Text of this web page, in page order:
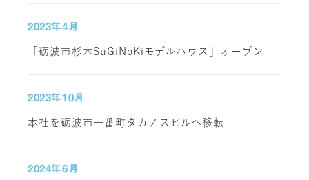
2023年4月
「砺波市杉木SuGiNoKiモデルハウス」オープン
2023年10月
本社を砺波市一番町タカノスビルへ移転
2024年6月